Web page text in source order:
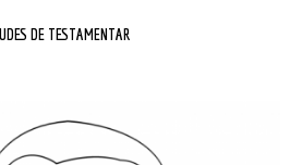
DE TESTAMENTAR